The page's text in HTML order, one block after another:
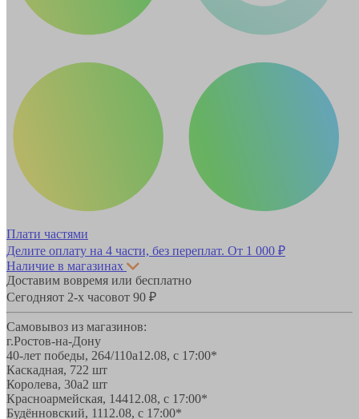
Плати частями
Делите оплату на 4 части, без переплат. От 1 000 ₽
Наличие в магазинах
Доставим вовремя или бесплатно
Сегодняот 2-х часовот 90 ₽
Самовывоз из магазинов:
г.Ростов-на-Дону
40-лет победы, 264/110а12.08, с 17:00*
Каскадная, 722 шт
Королева, 30а2 шт
Красноармейская, 14412.08, с 17:00*
Будённовский, 1112.08, с 17:00*